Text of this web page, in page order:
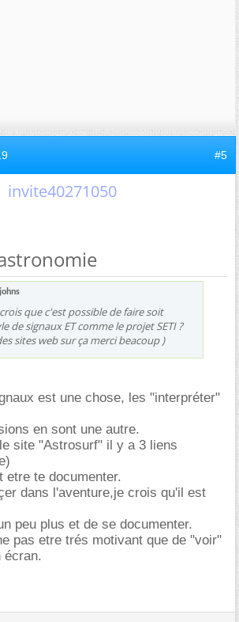
#5
invite40271050
johns
que c'est possible de faire soit
de signaux ET comme le projet SETI ?
sites web sur ça merci beacoup )
est une chose, les "interpréter"
en sont une autre.
site "Astrosurf" il y a 3 liens
etre te documenter.
dans l'aventure,je crois qu'il est
peu plus et de se documenter.
pas etre trés motivant que de "voir"
écran.